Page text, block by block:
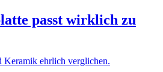
passt wirklich zu
ehrlich verglichen.